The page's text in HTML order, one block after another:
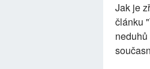
Jak je
článku